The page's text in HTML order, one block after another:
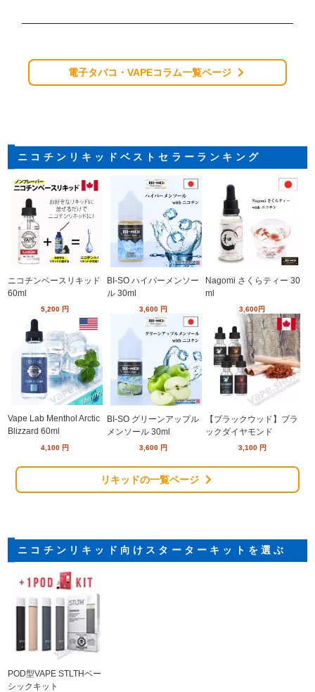
電子タバコ・VAPEコラム一覧ページ
ニコチンリキッドベストセラーランキング
ニコチンベースリキッド
60ml
5,200 円
BI-SO ハイパーメンソー
ル 30ml
3,600 円
Nagomi さくらティー 30
ml
3,600円
Vape Lab Menthol Arctic
Blizzard 60ml
4,100 円
BI-SO グリーンアップル
メンソール 30ml
3,600 円
【ブラックウッド】ブラ
ックダイヤモンド
3,100 円
リキッドの一覧ページ
ニコチンリキッド向けスターターキットを選ぶ
POD型VAPE STLTHベー
シックキット